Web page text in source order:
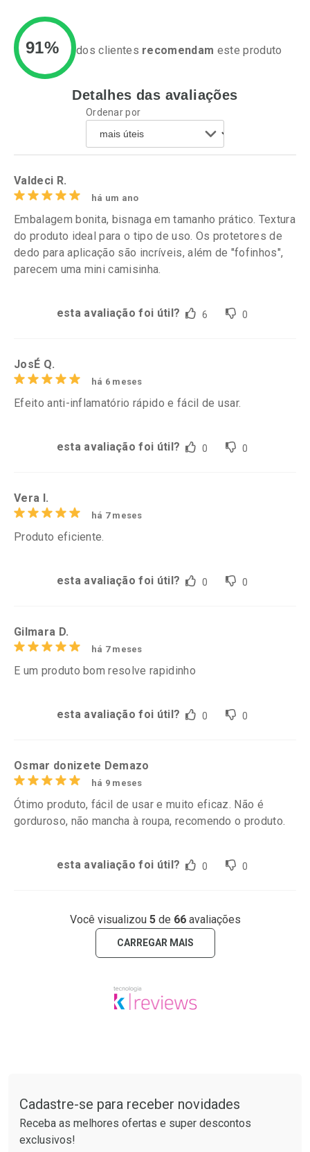
Ativar Desconto
Comprar sem Desconto
Por R$ 20,78/cada
Comprar sem Desconto
Ativar Desconto
Comprar sem Desconto
Por R$ 23,99/cada
91% dos clientes recomendam este produto
Detalhes das avaliações
Ordenar por
Valdeci R.
há um ano
Embalagem bonita, bisnaga em tamanho prático. Textura
do produto ideal para o tipo de uso. Os protetores de
dedo para aplicação são incríveis, além de "fofinhos",
parecem uma mini camisinha.
esta avaliação foi útil? 6 0
JosÉ Q.
há 6 meses
Efeito anti-inflamatório rápido e fácil de usar.
esta avaliação foi útil? 0 0
Vera l.
há 7 meses
Produto eficiente.
esta avaliação foi útil? 0 0
Gilmara D.
há 7 meses
E um produto bom resolve rapidinho
esta avaliação foi útil? 0 0
Osmar donizete Demazo
há 9 meses
Ótimo produto, fácil de usar e muito eficaz. Não é
gorduroso, não mancha à roupa, recomendo o produto.
esta avaliação foi útil? 0 0
Você visualizou 5de 66avaliações
CARREGAR MAIS
Cadastre-se para receber novidades
Receba as melhores ofertas e super descontos
exclusivos!